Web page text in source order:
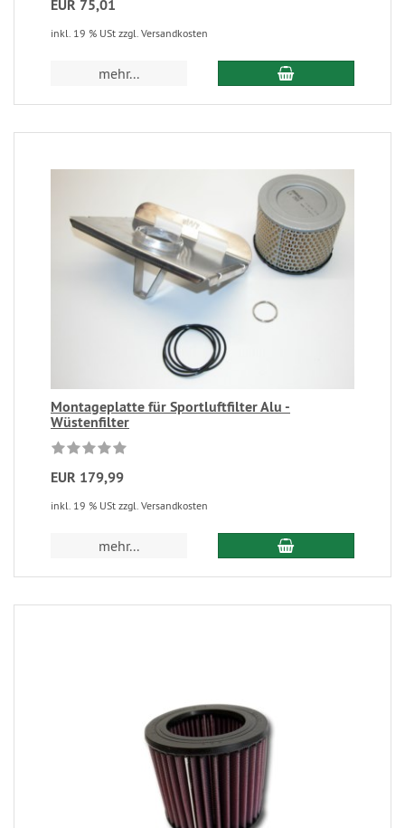
EUR 75,01
inkl. 19 % USt zzgl. Versandkosten
mehr...
Montageplatte für Sportluftfilter Alu -
Wüstenfilter
EUR 179,99
inkl. 19 % USt zzgl. Versandkosten
mehr...